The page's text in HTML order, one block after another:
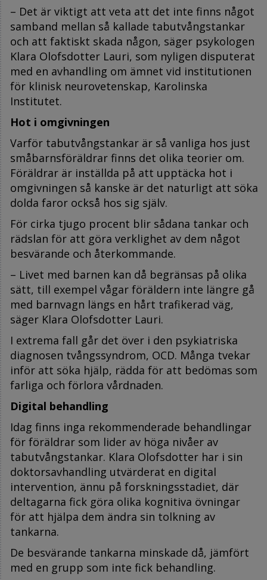
– Det är viktigt att veta att det inte finns något
samband mellan så kallade tabutvångstankar
och att faktiskt skada någon, säger psykologen
Klara Olofsdotter Lauri, som nyligen disputerat
med en avhandling om ämnet vid institutionen
för klinisk neurovetenskap, Karolinska
Institutet.
Hot i omgivningen
Varför tabutvångstankar är så vanliga hos just
småbarnsföräldrar finns det olika teorier om.
Föräldrar är inställda på att upptäcka hot i
omgivningen så kanske är det naturligt att söka
dolda faror också hos sig själv.
För cirka tjugo procent blir sådana tankar och
rädslan för att göra verklighet av dem något
besvärande och återkommande.
– Livet med barnen kan då begränsas på olika
sätt, till exempel vågar föräldern inte längre gå
med barnvagn längs en hårt trafikerad väg,
säger Klara Olofsdotter Lauri.
I extrema fall går det över i den psykiatriska
diagnosen tvångssyndrom, OCD. Många tvekar
inför att söka hjälp, rädda för att bedömas som
farliga och förlora vårdnaden.
Digital behandling
Idag finns inga rekommenderade behandlingar
för föräldrar som lider av höga nivåer av
tabutvångstankar. Klara Olofsdotter har i sin
doktorsavhandling utvärderat en digital
intervention, ännu på forskningsstadiet, där
deltagarna fick göra olika kognitiva övningar
för att hjälpa dem ändra sin tolkning av
tankarna.
De besvärande tankarna minskade då, jämfört
med en grupp som inte fick behandling.